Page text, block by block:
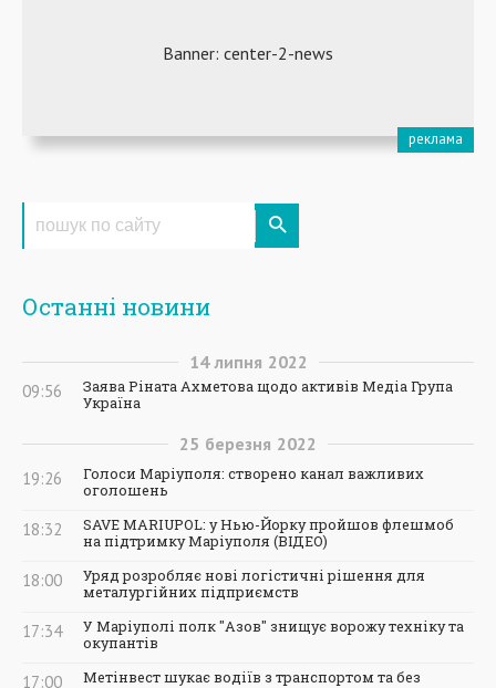
Останні новини
14 липня 2022
09:56
Заява Ріната Ахметова щодо активів Медіа Група
Україна
25 березня 2022
19:26
Голоси Маріуполя: створено канал важливих
оголошень
18:32
SAVE MARIUPOL: у Нью-Йорку пройшов флешмоб
на підтримку Маріуполя (ВІДЕО)
18:00
Уряд розробляє нові логістичні рішення для
металургійних підприємств
17:34
У Маріуполі полк "Азов" знищує ворожу техніку та
окупантів
17:00 Метінвест шукає водіїв з транспортом та без